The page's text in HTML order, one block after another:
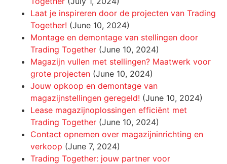
Laat je inspireren door de projecten van Trading
Together! (June 10, 2024)
Montage en demontage van stellingen door
Trading Together (June 10, 2024)
Magazijn vullen met stellingen? Maatwerk voor
grote projecten (June 10, 2024)
Jouw opkoop en demontage van
magazijnstellingen geregeld! (June 10, 2024)
Lease magazijnoplossingen efficiënt met
Trading Together (June 10, 2024)
Contact opnemen over magazijninrichting en
verkoop (June 7, 2024)
Trading Together: jouw partner voor